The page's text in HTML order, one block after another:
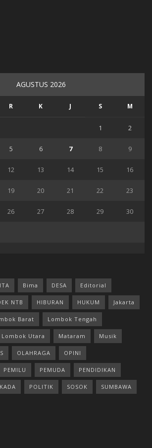
AGUSTUS 2026
R K J S M
1 2
5 6 7 8 9
12 13 14 15 16
19 20 21 22 23
26 27 28 29 30
Bima DESA Editorial
NTB HIBURAN HUKUM Jakarta
Barat Lombok Tengah
Lombok Utara Mataram Musik
OLAHRAGA OPINI
PEMILU PEMUDA PENDIDIKAN
POLITIK SOSOK SUMBAWA